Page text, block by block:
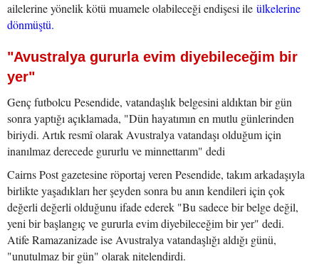
ailelerine yönelik kötü muamele olabileceği endişesi ile ülkelerine
dönmüştü.
"Avustralya gururla evim diyebileceğim bir
yer"
Genç futbolcu Pesendide, vatandaşlık belgesini aldıktan bir gün
sonra yaptığı açıklamada, "Dün hayatımın en mutlu günlerinden
biriydi. Artık resmî olarak Avustralya vatandaşı olduğum için
inanılmaz derecede gururlu ve minnettarım" dedi
Cairns Post gazetesine röportaj veren Pesendide, takım arkadaşıyla
birlikte yaşadıkları her şeyden sonra bu anın kendileri için çok
değerli değerli olduğunu ifade ederek "Bu sadece bir belge değil,
yeni bir başlangıç ve gururla evim diyebileceğim bir yer" dedi.
Atife Ramazanizade ise Avustralya vatandaşlığı aldığı günü,
"unutulmaz bir gün" olarak nitelendirdi.